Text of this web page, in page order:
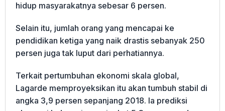
hidup masyarakatnya sebesar 6 persen.
Selain itu, jumlah orang yang mencapai ke
pendidikan ketiga yang naik drastis sebanyak 250
persen juga tak luput dari perhatiannya.
Terkait pertumbuhan ekonomi skala global,
Lagarde memproyeksikan itu akan tumbuh stabil di
angka 3,9 persen sepanjang 2018. Ia prediksi